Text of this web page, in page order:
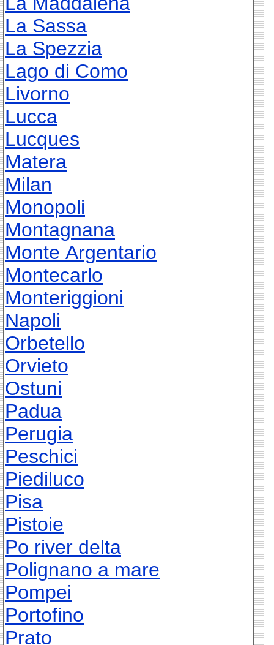
La Sassa
La Spezzia
Lago di Como
Livorno
Lucca
Lucques
Matera
Milan
Monopoli
Montagnana
Monte Argentario
Montecarlo
Monteriggioni
Napoli
Orbetello
Orvieto
Ostuni
Padua
Perugia
Peschici
Piediluco
Pisa
Pistoie
Po river delta
Polignano a mare
Pompei
Portofino
Prato